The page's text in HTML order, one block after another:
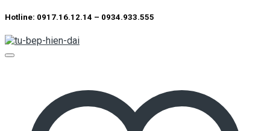
Hotline: 0917.16.12.14 – 0934.933.555